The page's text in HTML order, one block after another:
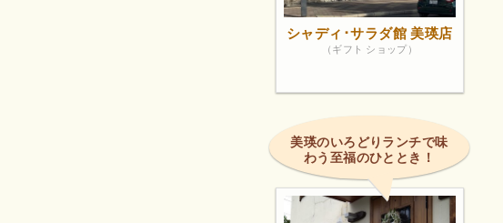
シャディ･サラダ館 美瑛店
（ギフト ショップ）
美瑛のいろどりランチで味
わう至福のひととき！